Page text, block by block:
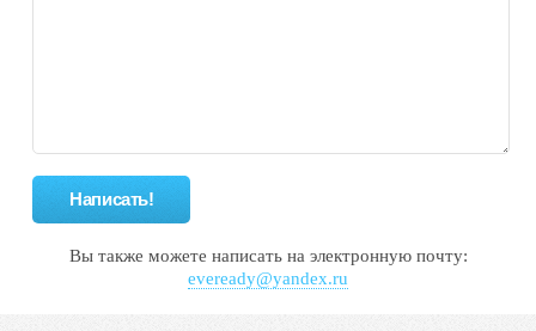
Вы также можете написать на электронную почту:
eveready@yandex.ru